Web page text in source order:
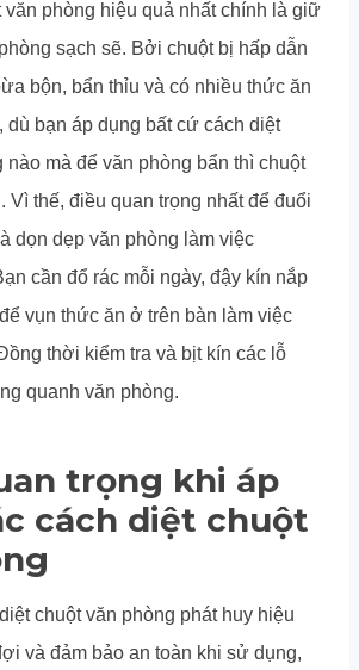
văn phòng hiệu quả nhất chính là giữ
sạch sẽ. Bởi chuột bị hấp dẫn
bộn, bẩn thỉu và có nhiều thức ăn
dù bạn áp dụng bất cứ cách diệt
nào mà để văn phòng bẩn thì chuột
Vì thế, điều quan trọng nhất để đuổi
dọn dẹp văn phòng làm việc
cần đổ rác mỗi ngày, đậy kín nắp
vụn thức ăn ở trên bàn làm việc
thời kiểm tra và bịt kín các lỗ
quanh văn phòng.
trọng khi áp
cách diệt chuột
chuột văn phòng phát huy hiệu
và đảm bảo an toàn khi sử dụng,